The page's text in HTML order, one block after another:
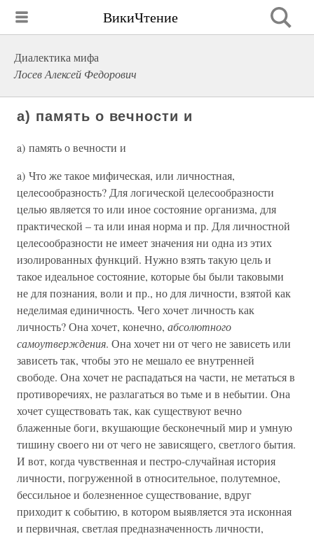
ВикиЧтение
Диалектика мифа
Лосев Алексей Федорович
a) память о вечности и
a) память о вечности и
a) Что же такое мифическая, или личностная,
целесообразность? Для логической целесообразности
целью является то или иное состояние организма, для
практической – та или иная норма и пр. Для личностной
целесообразности не имеет значения ни одна из этих
изолированных функций. Нужно взять такую цель и
такое идеальное состояние, которые бы были таковыми
не для познания, воли и пр., но для личности, взятой как
неделимая единичность. Чего хочет личность как
личность? Она хочет, конечно, абсолютного
самоутверждения. Она хочет ни от чего не зависеть или
зависеть так, чтобы это не мешало ее внутренней
свободе. Она хочет не распадаться на части, не метаться в
противоречиях, не разлагаться во тьме и в небытии. Она
хочет существовать так, как существуют вечно
блаженные боги, вкушающие бесконечный мир и умную
тишину своего ни от чего не зависящего, светлого бытия.
И вот, когда чувственная и пестро-случайная история
личности, погруженной в относительное, полутемное,
бессильное и болезненное существование, вдруг
приходит к событию, в котором выявляется эта исконная
и первичная, светлая предназначенность личности,